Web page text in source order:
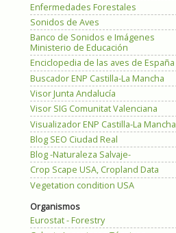
Enfermedades Forestales
Sonidos de Aves
Banco de Sonidos e Imágenes
Ministerio de Educación
Enciclopedia de las aves de España
Buscador ENP Castilla-La Mancha
Visor Junta Andalucía
Visor SIG Comunitat Valenciana
Visualizador ENP Castilla-La Mancha
Blog SEO Ciudad Real
Blog -Naturaleza Salvaje-
Crop Scape USA, Cropland Data
Vegetation condition USA
Organismos
Eurostat - Forestry